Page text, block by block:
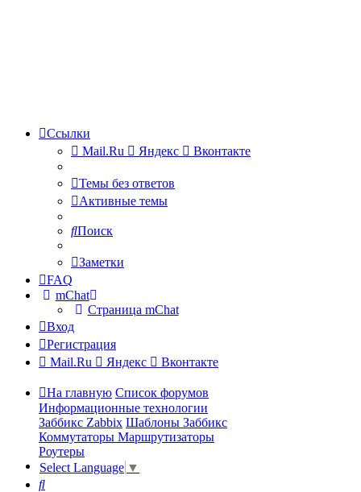
Ссылки
Mail.Ru
Яндекс Вконтакте
Темы без ответов
Активные темы
Поиск
Заметки
FAQ
mChat
Страница mChat
Вход
Регистрация
Mail.Ru
Яндекс Вконтакте
На главную Список форумов
Информационные технологии
Заббикс Zabbix Шаблоны Заббикс
Коммутаторы Маршрутизаторы
Роутеры
Select Language ▼
Поиск